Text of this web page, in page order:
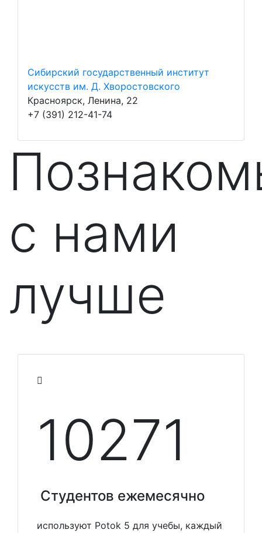
Сибирский государственный институт
искусств им. Д. Хворостовского
Красноярск, Ленина, 22
+7 (391) 212-41-74
с нами
лучше
10348
Студентов ежемесячно
используют Potok 5 для учебы, каждый